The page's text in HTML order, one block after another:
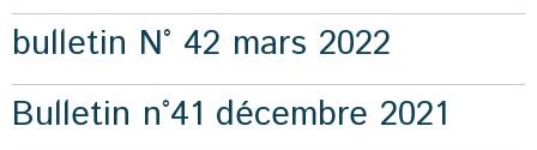
bulletin N° 42 mars 2022
Bulletin n°41 décembre 2021